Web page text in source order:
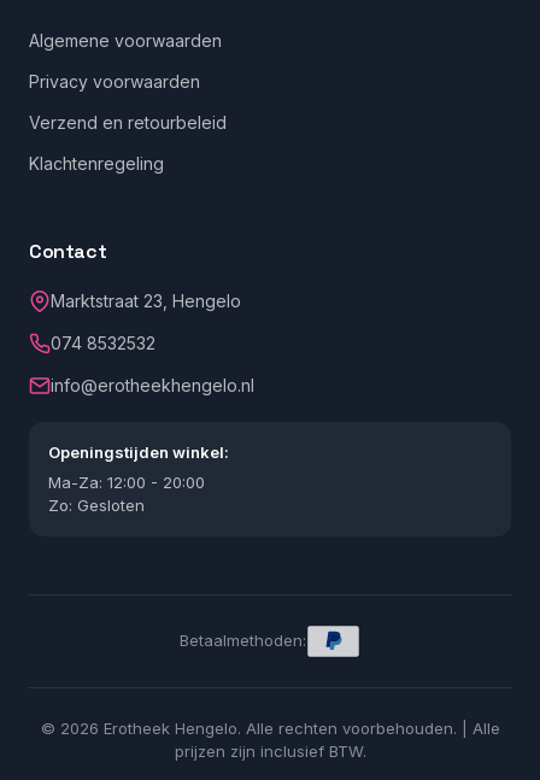
Algemene voorwaarden
Privacy voorwaarden
Verzend en retourbeleid
Klachtenregeling
Contact
Marktstraat 23, Hengelo
074 8532532
info@erotheekhengelo.nl
Openingstijden winkel:
Ma-Za: 12:00 - 20:00
Zo: Gesloten
Betaalmethoden:
© 2026 Erotheek Hengelo. Alle rechten voorbehouden. | Alle
prijzen zijn inclusief BTW.